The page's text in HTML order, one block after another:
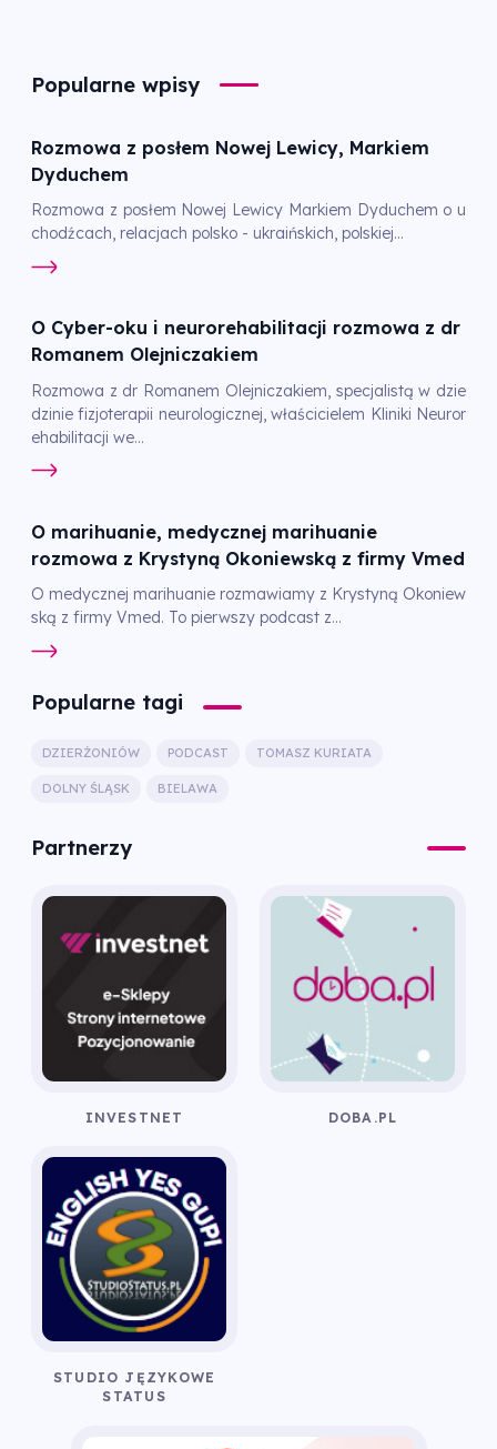
Popularne wpisy
Rozmowa z posłem Nowej Lewicy, Markiem
Dyduchem
Rozmowa z posłem Nowej Lewicy Markiem Dyduchem o u
chodźcach, relacjach polsko - ukraińskich, polskiej...
O Cyber-oku i neurorehabilitacji rozmowa z dr
Romanem Olejniczakiem
Rozmowa z dr Romanem Olejniczakiem, specjalistą w dzie
dzinie fizjoterapii neurologicznej, właścicielem Kliniki Neuror
ehabilitacji we...
O marihuanie, medycznej marihuanie
rozmowa z Krystyną Okoniewską z firmy Vmed
O medycznej marihuanie rozmawiamy z Krystyną Okoniew
ską z firmy Vmed. To pierwszy podcast z...
Popularne tagi
DZIERŻONIÓW PODCAST TOMASZ KURIATA
DOLNY ŚLĄSK BIELAWA
Partnerzy
INVESTNET DOBA.PL
STUDIO JĘZYKOWE
STATUS